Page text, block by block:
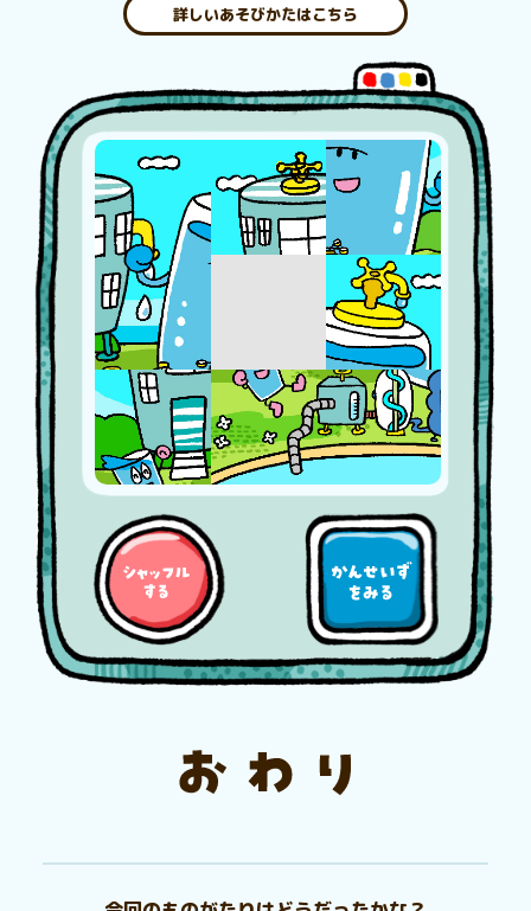
詳しいあそびかたはこちら